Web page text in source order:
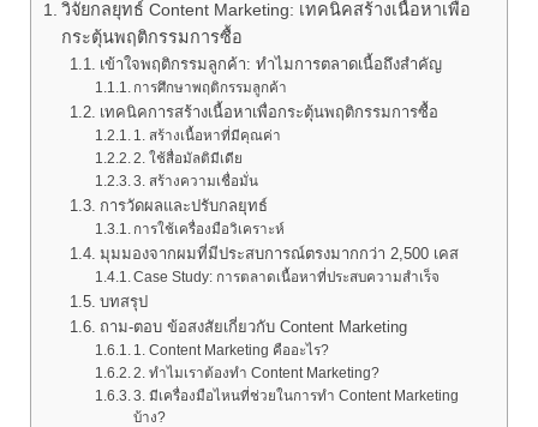
วิจัยกลยุทธ์ Content Marketing: เทคนิคสร้างเนื้อหาเพื่อ
กระตุ้นพฤติกรรมการซื้อ
เข้าใจพฤติกรรมลูกค้า: ทำไมการตลาดเนื้อถึงสำคัญ
การศึกษาพฤติกรรมลูกค้า
เทคนิคการสร้างเนื้อหาเพื่อกระตุ้นพฤติกรรมการซื้อ
1. สร้างเนื้อหาที่มีคุณค่า
2. ใช้สื่อมัลติมีเดีย
3. สร้างความเชื่อมั่น
การวัดผลและปรับกลยุทธ์
การใช้เครื่องมือวิเคราะห์
มุมมองจากผมที่มีประสบการณ์ตรงมากกว่า 2,500 เคส
Case Study: การตลาดเนื้อหาที่ประสบความสำเร็จ
บทสรุป
ถาม-ตอบ ข้อสงสัยเกี่ยวกับ Content Marketing
1. Content Marketing คืออะไร?
2. ทำไมเราต้องทำ Content Marketing?
3. มีเครื่องมือไหนที่ช่วยในการทำ Content Marketing
บ้าง?